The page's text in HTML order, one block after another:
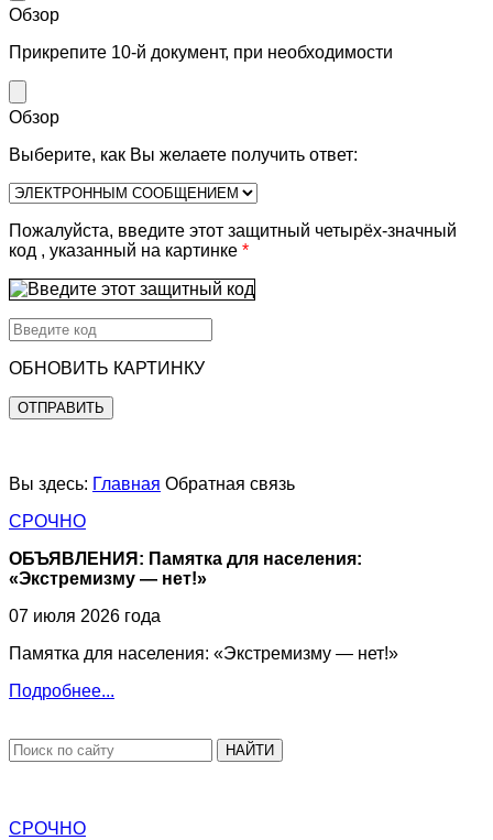
Обзор
Прикрепите 10-й документ, при необходимости
Обзор
Выберите, как Вы желаете получить ответ:
Пожалуйста, введите этот защитный четырёх-значный
код , указанный на картинке *
ОБНОВИТЬ КАРТИНКУ
ОТПРАВИТЬ
Вы здесь: Главная Обратная связь
СРОЧНО
ОБЪЯВЛЕНИЯ: Памятка для населения:
«Экстремизму — нет!»
07 июля 2026 года
Памятка для населения: «Экстремизму — нет!»
Подробнее...
НАЙТИ
СРОЧНО